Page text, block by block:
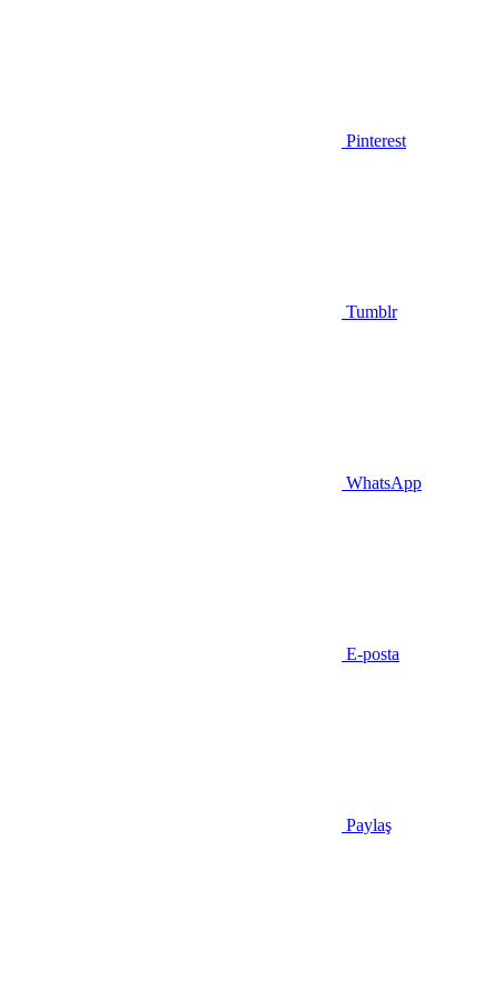
Pinterest
Tumblr
WhatsApp
E-posta
Paylaş